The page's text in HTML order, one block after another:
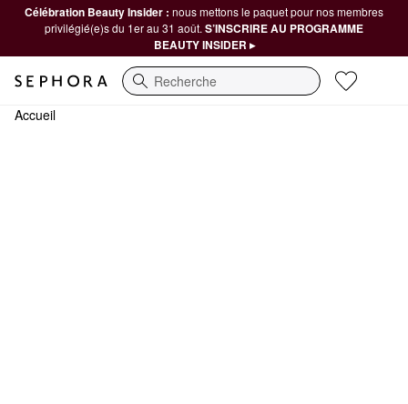
Célébration Beauty Insider : nous mettons le paquet pour nos membres
privilégié(e)s du 1er au 31 août. S’INSCRIRE AU PROGRAMME
BEAUTY INSIDER ▸
Recherche
Accueil